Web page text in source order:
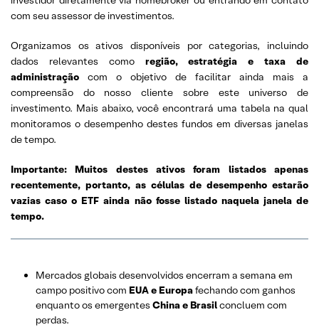
com seu assessor de investimentos.
Organizamos os ativos disponíveis por categorias, incluindo
dados relevantes como região, estratégia e taxa de
administração com o objetivo de facilitar ainda mais a
compreensão do nosso cliente sobre este universo de
investimento. Mais abaixo, você encontrará uma tabela na qual
monitoramos o desempenho destes fundos em diversas janelas
de tempo.
Importante: Muitos destes ativos foram listados apenas
recentemente, portanto, as células de desempenho estarão
vazias caso o ETF ainda não fosse listado naquela janela de
tempo.
Mercados globais desenvolvidos encerram a semana em
campo positivo com EUA e Europafechando com ganhos
enquanto os emergentes China e Brasilconcluem com
perdas.